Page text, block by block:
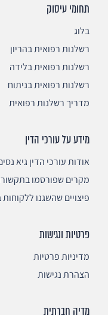
תחומי עיסוק
בלוג
רשלנות רפואית בהריון
רשלנות רפואית בלידה
רשלנות רפואית בניתוח
מדריך רשלנות רפואית
מידע על עורכי הדין
אודות עורכי הדין גיא
מקרים שפורסמו
פיצויים שהשגנו
פרטיות ונגישות
מדיניות פרטיות
הצהרת נגישות
מדיה חברתית